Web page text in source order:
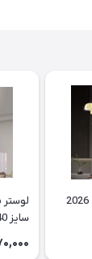
لوستر مدرن آویزی کد 2026
سایز cm 40